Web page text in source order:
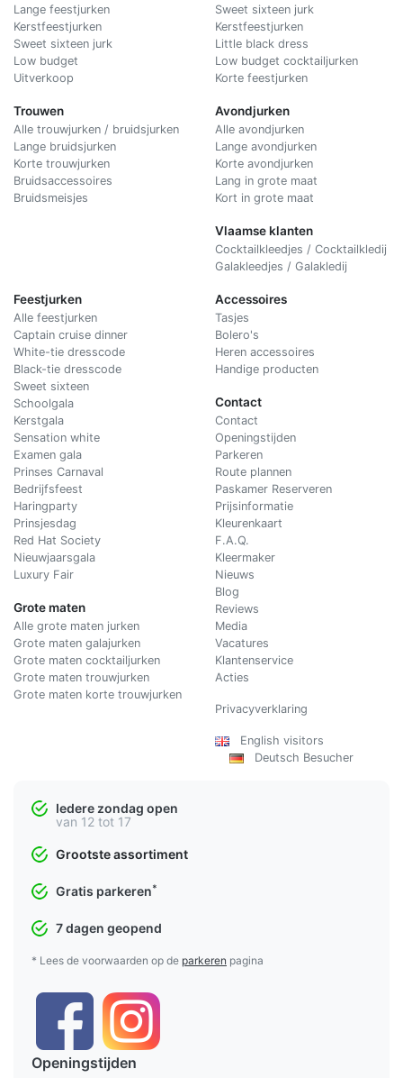
Lange feestjurken
Kerstfeestjurken
Sweet sixteen jurk
Low budget
Uitverkoop
Trouwen
Alle trouwjurken / bruidsjurken
Lange bruidsjurken
Korte trouwjurken
Bruidsaccessoires
Bruidsmeisjes
Sweet sixteen jurk
Kerstfeestjurken
Little black dress
Low budget cocktailjurken
Korte feestjurken
Avondjurken
Alle avondjurken
Lange avondjurken
Korte avondjurken
Lang in grote maat
Kort in grote maat
Vlaamse klanten
Cocktailkleedjes / Cocktailkledij
Galakleedjes / Galakledij
Feestjurken
Alle feestjurken
Captain cruise dinner
White-tie dresscode
Black-tie dresscode
Sweet sixteen
Schoolgala
Kerstgala
Sensation white
Examen gala
Prinses Carnaval
Bedrijfsfeest
Haringparty
Prinsjesdag
Red Hat Society
Nieuwjaarsgala
Luxury Fair
Grote maten
Alle grote maten jurken
Grote maten galajurken
Grote maten cocktailjurken
Grote maten trouwjurken
Grote maten korte trouwjurken
Accessoires
Tasjes
Bolero's
Heren accessoires
Handige producten
Contact
Contact
Openingstijden
Parkeren
Route plannen
Paskamer Reserveren
Prijsinformatie
Kleurenkaart
F.A.Q.
Kleermaker
Nieuws
Blog
Reviews
Media
Vacatures
Klantenservice
Acties
Privacyverklaring
English visitors
Deutsch Besucher
Iedere zondag open
van 12 tot 17
Grootste assortiment
Gratis parkeren*
7 dagen geopend
* Lees de voorwaarden op de parkeren pagina
Openingstijden